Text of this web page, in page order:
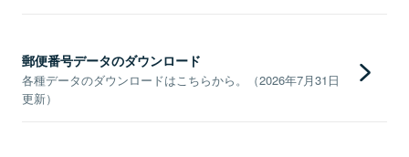
郵便番号データのダウンロード
各種データのダウンロードはこちらから。（2026年7月31日
更新）